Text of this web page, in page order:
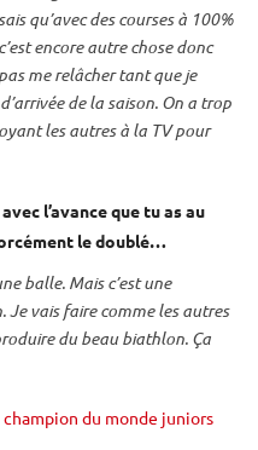
qu’avec des courses à 100%
encore autre chose donc
me relâcher tant que je
de la saison. On a trop
les autres à la TV pour
l’avance que tu as au
le doublé…
balle. Mais c’est une
Je vais faire comme les autres
du beau biathlon. Ça
du monde juniors